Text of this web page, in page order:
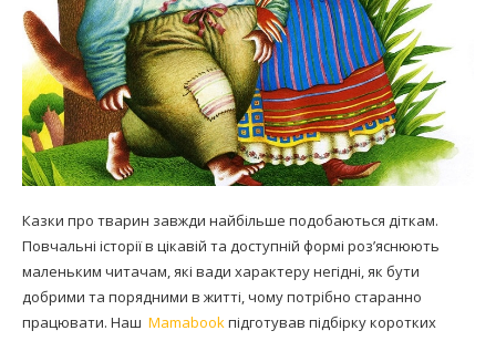
Казки про тварин завжди найбільше подобаються діткам.
Повчальні історії в цікавій та доступній формі роз’яснюють
маленьким читачам, які вади характеру негідні, як бути
добрими та порядними в житті, чому потрібно старанно
працювати. Наш Mamabookпідготував підбірку коротких